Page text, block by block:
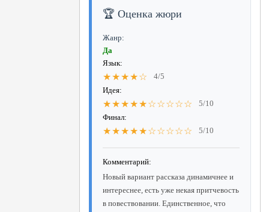
🏆 Оценка жюри
Жанр:
Да
Язык:
★★★★☆
4/5
Идея:
★★★★★☆☆☆☆☆
5/10
Финал:
★★★★★☆☆☆☆☆ 5/10
Комментарий:
Новый вариант рассказа динамичнее и
интереснее, есть уже некая притчевость
в повествовании. Единственное, что